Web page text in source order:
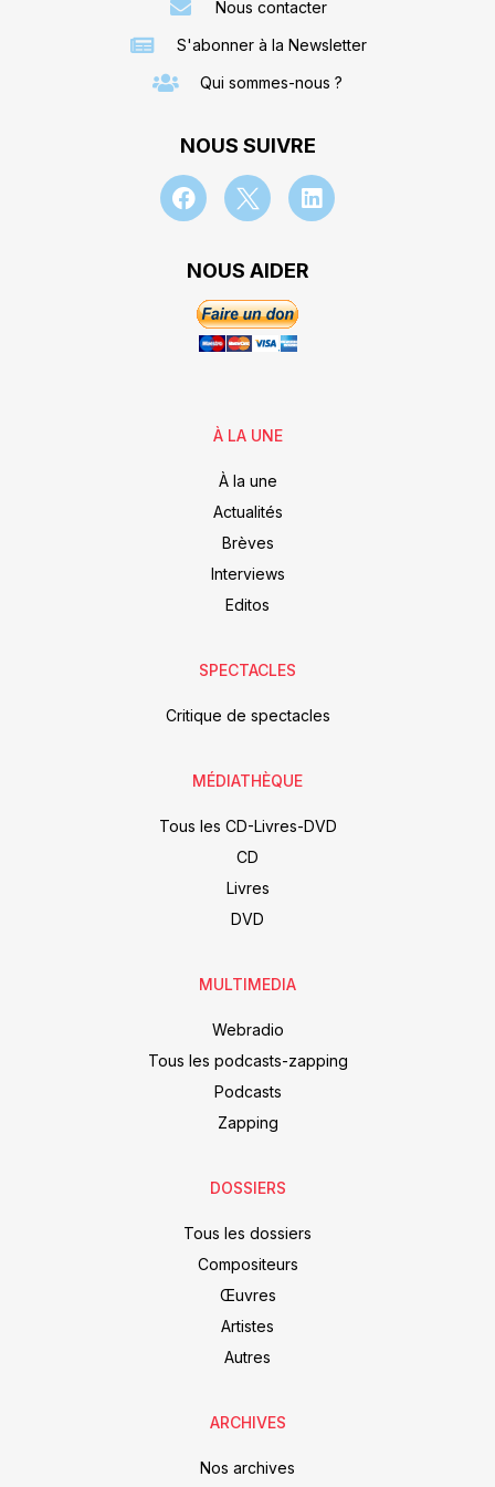
Nous contacter
S'abonner à la Newsletter
Qui sommes-nous ?
NOUS SUIVRE
NOUS AIDER
À LA UNE
À la une
Actualités
Brèves
Interviews
Editos
SPECTACLES
Critique de spectacles
MÉDIATHÈQUE
Tous les CD-Livres-DVD
CD
Livres
DVD
MULTIMEDIA
Webradio
Tous les podcasts-zapping
Podcasts
Zapping
DOSSIERS
Tous les dossiers
Compositeurs
Œuvres
Artistes
Autres
ARCHIVES
Nos archives